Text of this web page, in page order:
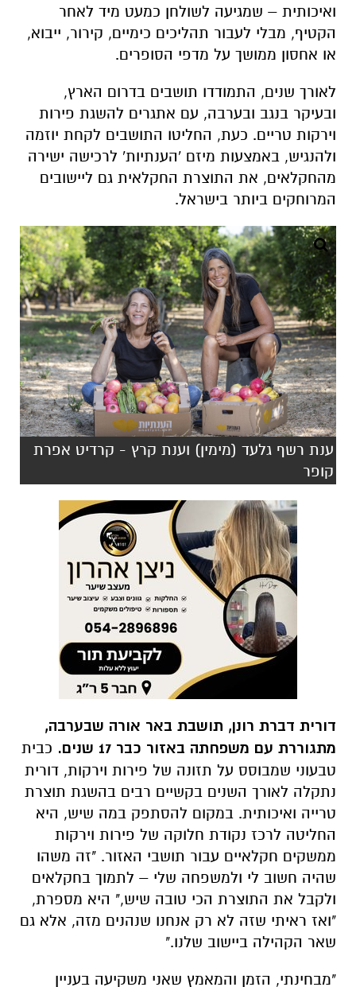
ואיכותית – שמגיעה לשולחן כמעט מיד לאחר
הקטיף, מבלי לעבור תהליכים כימיים, קירור, ייבוא,
או אחסון ממושך על מדפי הסופרים.
לאורך שנים, התמודדו תושבים בדרום הארץ,
ובעיקר בנגב ובערבה, עם אתגרים להשגת פירות
וירקות טריים. כעת, החליטו התושבים לקחת יוזמה
ולהנגיש, באמצעות מיזם 'הענתיות' לרכישה ישירה
מהחקלאים, את התוצרת החקלאית גם ליישובים
המרוחקים ביותר בישראל.
ענת רשף גלעד (מימין) וענת קרץ - קרדיט אפרת
קופר
דורית דברת רונן, תושבת באר אורה שבערבה,
מתגוררת עם משפחתה באזור כבר 17 שנים.
כבית
טבעוני שמבוסס על תזונה של פירות וירקות, דורית
נתקלה לאורך השנים בקשיים רבים בהשגת תוצרת
טרייה ואיכותית. במקום להסתפק במה שיש, היא
החליטה לרכז נקודת חלוקה של פירות וירקות
ממשקים חקלאיים עבור תושבי האזור. "זה משהו
שהיה חשוב לי ולמשפחה שלי – לתמוך בחקלאים
ולקבל את התוצרת הכי טובה שיש," היא מספרת,
"ואז ראיתי שזה לא רק אנחנו שנהנים מזה, אלא גם
שאר הקהילה ביישוב שלנו."
"מבחינתי, הזמן והמאמץ שאני משקיעה בעניין